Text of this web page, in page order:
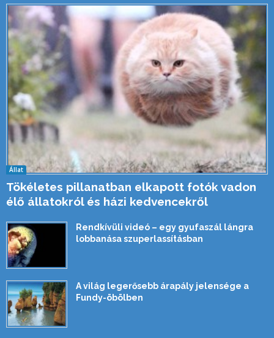
Állat
Tökéletes pillanatban elkapott fotók vadon
élő állatokról és házi kedvencekről
Rendkívüli videó – egy gyufaszál lángra
lobbanása szuperlassításban
A világ legerősebb árapály jelensége a
Fundy-öbölben